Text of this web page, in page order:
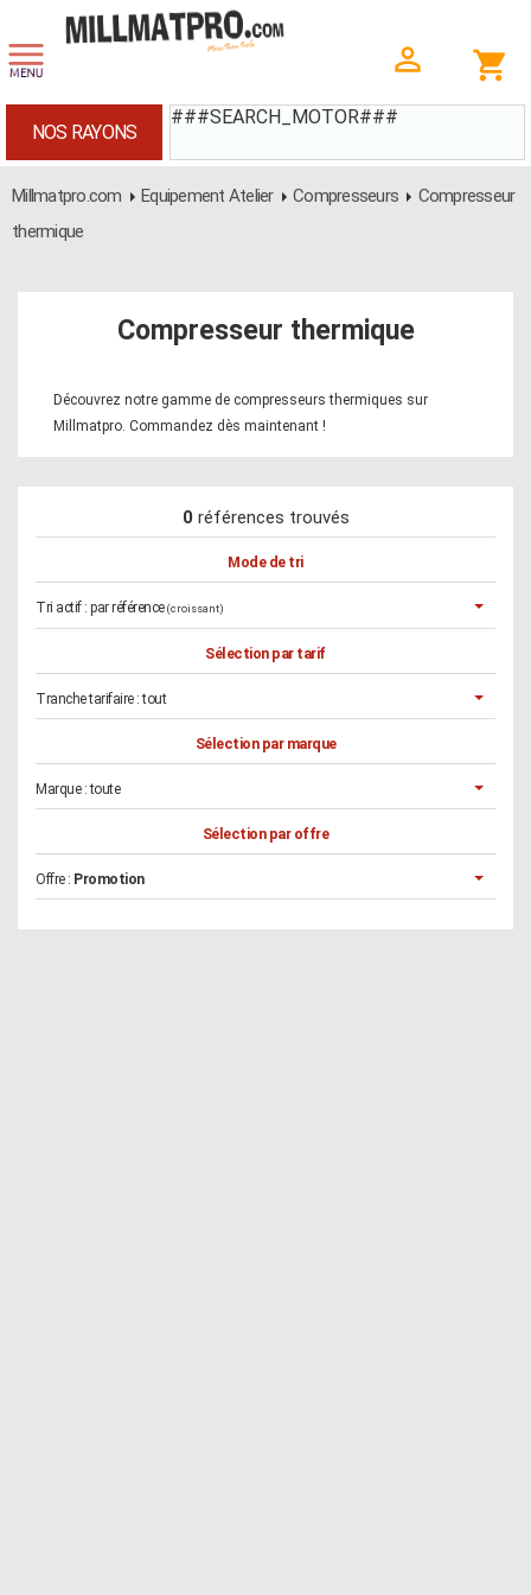
###SEARCH_MOTOR###
NOS RAYONS
Millmatpro.com Equipement Atelier Compresseurs
Compresseur
thermique
Compresseur thermique
Découvrez notre gamme de compresseurs thermiques sur
Millmatpro. Commandez dès maintenant !
0 références trouvés
Mode de tri
Tri actif : par référence (croissant)
Sélection par tarif
Tranche tarifaire :tout
Sélection par marque
Marque :toute
Sélection par offre
Offre : Promotion